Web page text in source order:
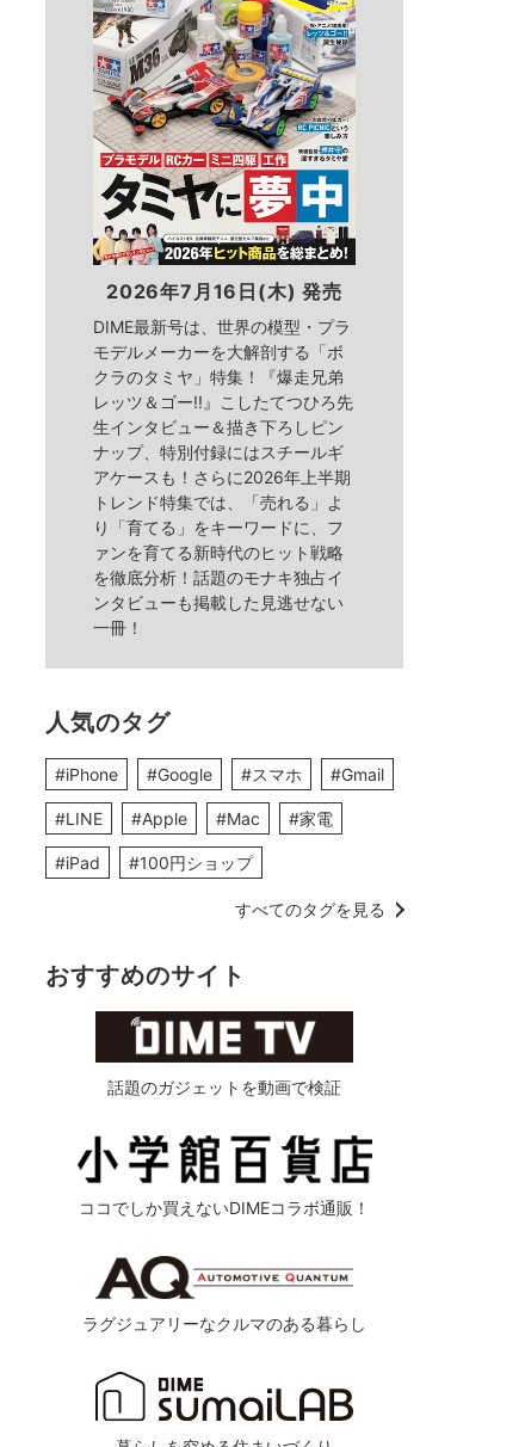
2026年7月16日(木) 発売
DIME最新号は、世界の模型・プラ
モデルメーカーを大解剖する「ボ
クラのタミヤ」特集！『爆走兄弟
レッツ＆ゴー!!』こしたてつひろ先
生インタビュー＆描き下ろしピン
ナップ、特別付録にはスチールギ
アケースも！さらに2026年上半期
トレンド特集では、「売れる」よ
り「育てる」をキーワードに、フ
ァンを育てる新時代のヒット戦略
を徹底分析！話題のモナキ独占イ
ンタビューも掲載した見逃せない
一冊！
人気のタグ
#iPhone #Google #スマホ #Gmail
#LINE #Apple #Mac #家電
#iPad #100円ショップ
すべてのタグを見る
おすすめのサイト
話題のガジェットを動画で検証
ココでしか買えないDIMEコラボ通販！
ラグジュアリーなクルマのある暮らし